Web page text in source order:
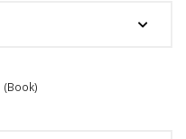
(Book)